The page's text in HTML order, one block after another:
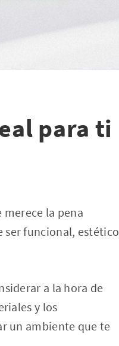
para ti
merece la pena
ser funcional, estético
a la hora de
y los
un ambiente que te